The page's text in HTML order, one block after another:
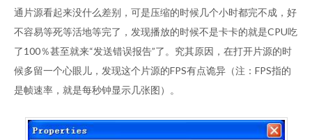
通片源看起来没什么差别，可是压缩的时候几个小时都完不成，好
不容易等死等活地等完了，发现播放的时候不是卡卡的就是CPU吃
了100％甚至就来“发送错误报告”了。究其原因，在打开片源的时
候多留一个心眼儿，发现这个片源的FPS有点诡异（注：FPS指的
是帧速率，就是每秒钟显示几张图）。